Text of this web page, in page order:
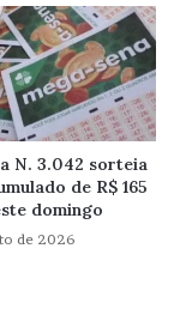
N. 3.042 sorteia
de R$ 165
domingo
de 2026